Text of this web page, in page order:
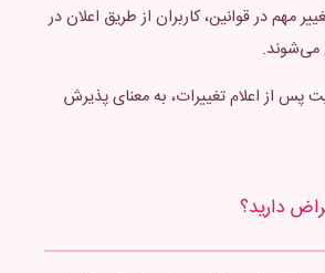
مهم در قوانین، کاربران از طریق اعلان در
می‌شوند.
پس از اعلام تغییرات، به معنای پذیرش
دارید؟